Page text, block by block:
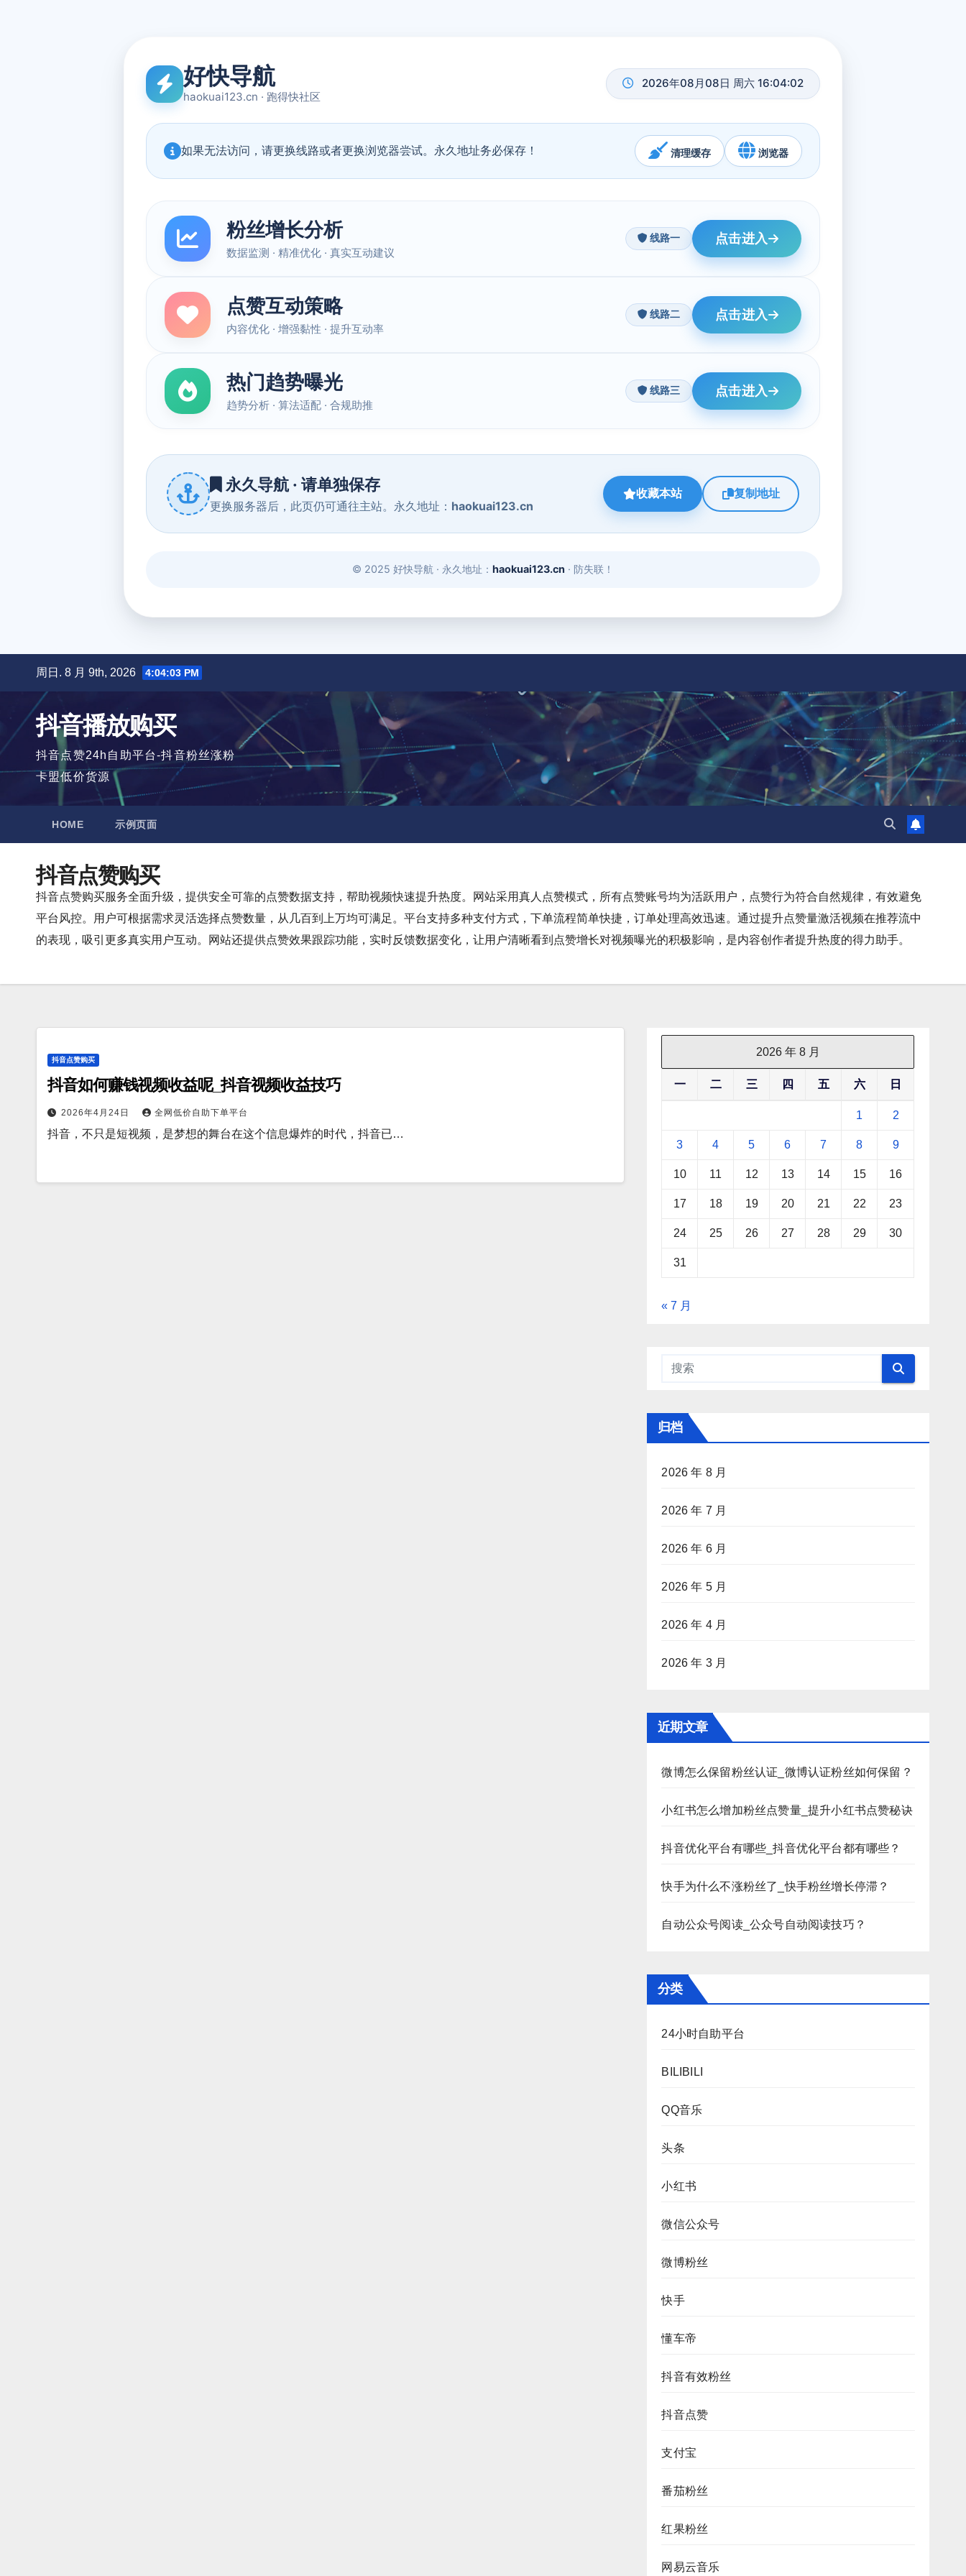
周日. 8 月 9th, 2026 4:04:04 PM
抖音播放购买
抖音点赞24h自助平台-抖音粉丝涨粉
卡盟低价货源
HOME 示例页面
抖音点赞购买
抖音点赞购买服务全面升级，提供安全可靠的点赞数据支持，帮助视频快速提升热度。网站采用真人点赞模式，所有点赞账号均为活跃用户，点赞行为符合自然规律，有效避免
平台风控。用户可根据需求灵活选择点赞数量，从几百到上万均可满足。平台支持多种支付方式，下单流程简单快捷，订单处理高效迅速。通过提升点赞量激活视频在推荐流中
的表现，吸引更多真实用户互动。网站还提供点赞效果跟踪功能，实时反馈数据变化，让用户清晰看到点赞增长对视频曝光的积极影响，是内容创作者提升热度的得力助手。
抖音点赞购买
抖音如何赚钱视频收益呢_抖音视频收益技巧
2026年4月24日 全网低价自助下单平台
抖音，不只是短视频，是梦想的舞台在这个信息爆炸的时代，抖音已…
2026 年 8 月
一 二 三 四 五 六 日
1 2
3 4 5 6 7 8 9
10 11 12 13 14 15 16
17 18 19 20 21 22 23
24 25 26 27 28 29 30
31
« 7 月
归档
2026 年 8 月
2026 年 7 月
2026 年 6 月
2026 年 5 月
2026 年 4 月
2026 年 3 月
近期文章
微博怎么保留粉丝认证_微博认证粉丝如何保留？
小红书怎么增加粉丝点赞量_提升小红书点赞秘诀
抖音优化平台有哪些_抖音优化平台都有哪些？
快手为什么不涨粉丝了_快手粉丝增长停滞？
自动公众号阅读_公众号自动阅读技巧？
分类
24小时自助平台
BILIBILI
QQ音乐
头条
小红书
微信公众号
微博粉丝
快手
懂车帝
抖音有效粉丝
抖音点赞
支付宝
番茄粉丝
红果粉丝
网易云音乐